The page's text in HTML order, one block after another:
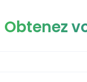
Obtenez